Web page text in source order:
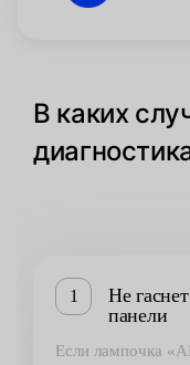
В каких
1
Не
панели
Если лампочка